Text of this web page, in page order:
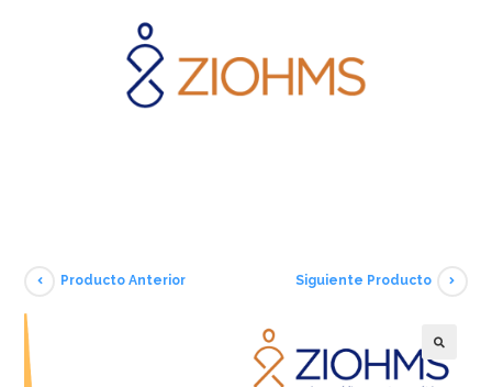
Producto Anterior Siguiente Producto